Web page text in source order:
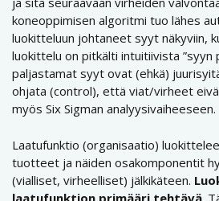
koneoppimisen algoritmi tuo lähes
luokitteluun johtaneet syyt näkyviin,
luokittelu on pitkälti intuitiivista ”syyn
paljastamat syyt ovat (ehkä)
ohjata (control), että viat/virheet
myös Six Sigman analyysivaiheeseen.
Laatufunktio (organisaatio)
tuotteet ja näiden osakomponentit
(vialliset, virheelliset) jälkikäteen.
laatufunktion primääri tehtävä.